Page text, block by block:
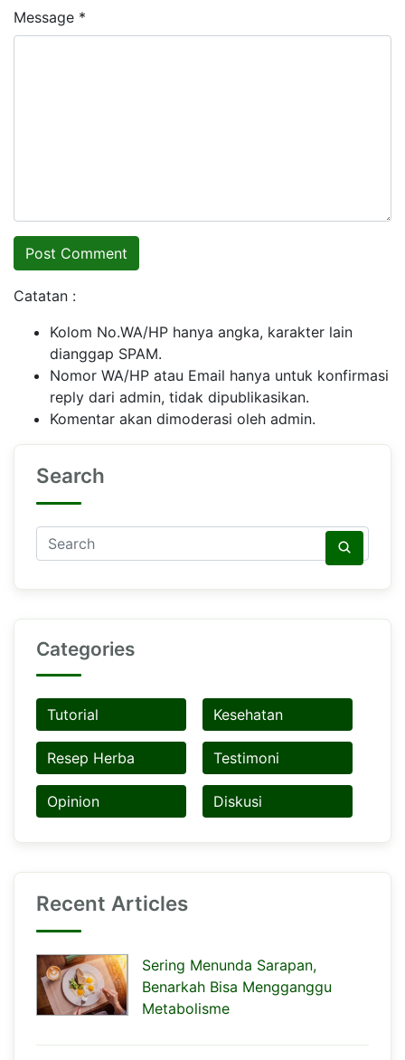
Message *
Catatan :
Kolom No.WA/HP hanya angka, karakter lain
dianggap SPAM.
Nomor WA/HP atau Email hanya untuk konfirmasi
reply dari admin, tidak dipublikasikan.
Komentar akan dimoderasi oleh admin.
Search
Categories
Tutorial Kesehatan
Resep Herba Testimoni
Opinion Diskusi
Recent Articles
Sering Menunda Sarapan,
Benarkah Bisa Mengganggu
Metabolisme